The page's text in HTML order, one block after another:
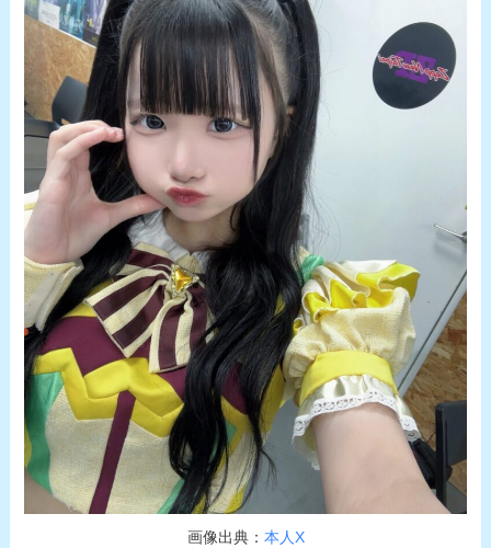
画像出典： 本人X